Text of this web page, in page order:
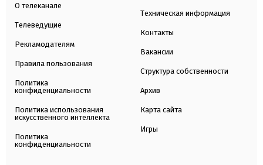
О телеканале
Телеведущие
Рекламодателям
Правила пользования
Политика
конфиденциальности
Политика использования
искусственного интеллекта
Политика
конфиденциальности
Техническая информация
Контакты
Вакансии
Структура собственности
Архив
Карта сайта
Игры